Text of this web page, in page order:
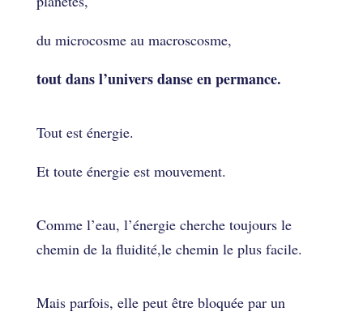
du microcosme au macroscosme,
tout dans l’univers danse en permance.
Tout est énergie.
Et toute énergie est mouvement.
Comme l’eau, l’énergie cherche toujours le
chemin de la fluidité,le chemin le plus facile.
Mais parfois, elle peut être bloquée par un